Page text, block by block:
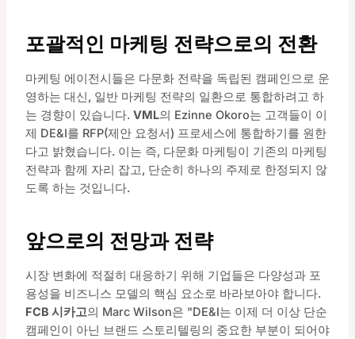
포괄적인 마케팅 전략으로의 전환
마케팅 에이전시들은 다문화 전략을 독립된 캠페인으로 운
영하는 대신, 일반 마케팅 전략의 일환으로 통합하려고 하
는 경향이 있습니다. VML의 Ezinne Okoro는 고객들이 이
제 DE&I를 RFP(제안 요청서) 프로세스에 통합하기를 원한
다고 밝혔습니다. 이는 즉, 다문화 마케팅이 기존의 마케팅
전략과 함께 자리 잡고, 단순히 하나의 주제로 한정되지 않
도록 하는 것입니다.
앞으로의 전망과 전략
시장 변화에 적절히 대응하기 위해 기업들은 다양성과 포
용성을 비즈니스 모델의 핵심 요소로 바라보아야 합니다.
FCB 시카고의 Marc Wilson은 "DE&I는 이제 더 이상 단순
캠페인이 아닌 브랜드 스토리텔링의 중요한 부분이 되어야